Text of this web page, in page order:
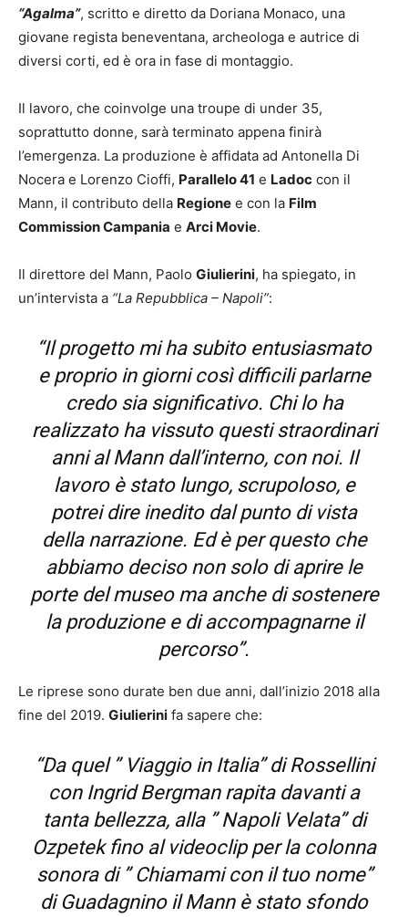
“Agalma”, scritto e diretto da Doriana Monaco, una
giovane regista beneventana, archeologa e autrice di
diversi corti, ed è ora in fase di montaggio.
Il lavoro, che coinvolge una troupe di under 35,
soprattutto donne, sarà terminato appena finirà
l’emergenza. La produzione è affidata ad Antonella Di
Nocera e Lorenzo Cioffi, Parallelo 41 e Ladoc con il
Mann, il contributo della Regione e con la Film
Commission Campania e Arci Movie.
Il direttore del Mann, Paolo Giulierini, ha spiegato, in
un’intervista a “La Repubblica – Napoli”:
“Il progetto mi ha subito entusiasmato
e proprio in giorni così difficili parlarne
credo sia significativo. Chi lo ha
realizzato ha vissuto questi straordinari
anni al Mann dall’interno, con noi. Il
lavoro è stato lungo, scrupoloso, e
potrei dire inedito dal punto di vista
della narrazione. Ed è per questo che
abbiamo deciso non solo di aprire le
porte del museo ma anche di sostenere
la produzione e di accompagnarne il
percorso”.
Le riprese sono durate ben due anni, dall’inizio 2018 alla
fine del 2019. Giulierini fa sapere che:
“Da quel ” Viaggio in Italia” di Rossellini
con Ingrid Bergman rapita davanti a
tanta bellezza, alla ” Napoli Velata” di
Ozpetek fino al videoclip per la colonna
sonora di ” Chiamami con il tuo nome”
di Guadagnino il Mann è stato sfondo